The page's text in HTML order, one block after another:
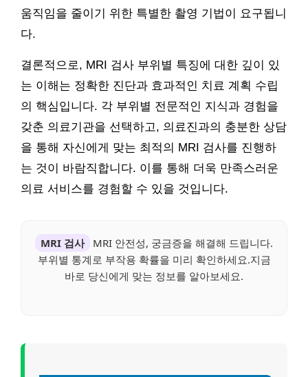
움직임을 줄이기 위한 특별한 촬영 기법이 요구됩니
다.
결론적으로, MRI 검사 부위별 특징에 대한 깊이 있
는 이해는 정확한 진단과 효과적인 치료 계획 수립
의 핵심입니다. 각 부위별 전문적인 지식과 경험을
갖춘 의료기관을 선택하고, 의료진과의 충분한 상담
을 통해 자신에게 맞는 최적의 MRI 검사를 진행하
는 것이 바람직합니다. 이를 통해 더욱 만족스러운
의료 서비스를 경험할 수 있을 것입니다.
MRI 검사
MRI 안전성, 궁금증을 해결해 드립니다.
부위별 통계로 부작용 확률을 미리 확인하세요.지금
바로 당신에게 맞는 정보를 알아보세요.